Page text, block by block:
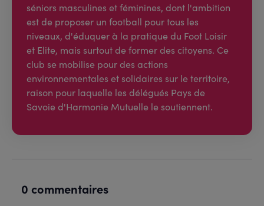
0 commentaires
séniors masculines et féminines, dont l'ambition
est de proposer un football pour tous les
niveaux, d'éduquer à la pratique du Foot Loisir
et Elite, mais surtout de former des citoyens. Ce
club se mobilise pour des actions
environnementales et solidaires sur le territoire,
raison pour laquelle les délégués Pays de
Savoie d'Harmonie Mutuelle le soutiennent.